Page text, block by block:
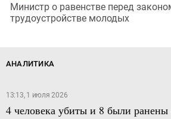
Министр о равенстве перед
трудоустройстве молодых
АНАЛИТИКА
13:13, 1 июля 2026
4 человека убиты и 8 были